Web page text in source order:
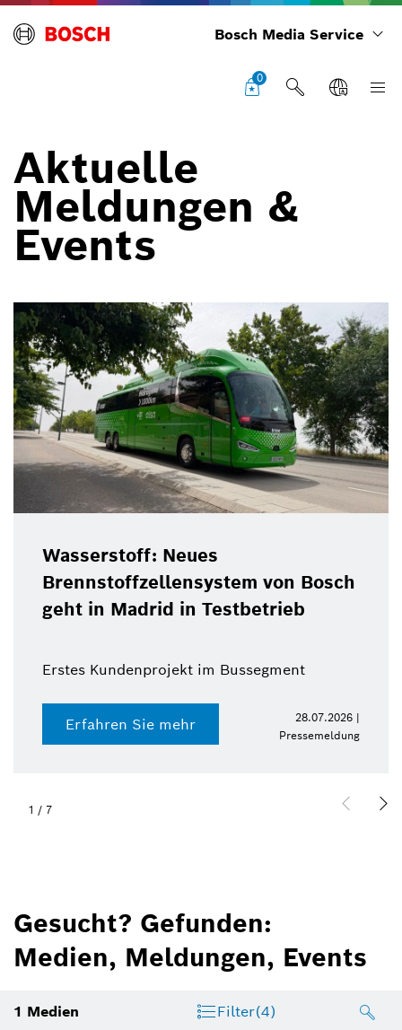
Bosch Media Service
0
Aktuelle
Meldungen &
Events
Wasserstoff: Neues
Brennstoffzellensystem von Bosch
geht in Madrid in Testbetrieb
Erstes Kundenprojekt im Bussegment
Erfahren Sie mehr
28.07.2026 |
Pressemeldung
1 / 7
Gesucht? Gefunden:
Medien, Meldungen, Events
1 Medien Filter(4)